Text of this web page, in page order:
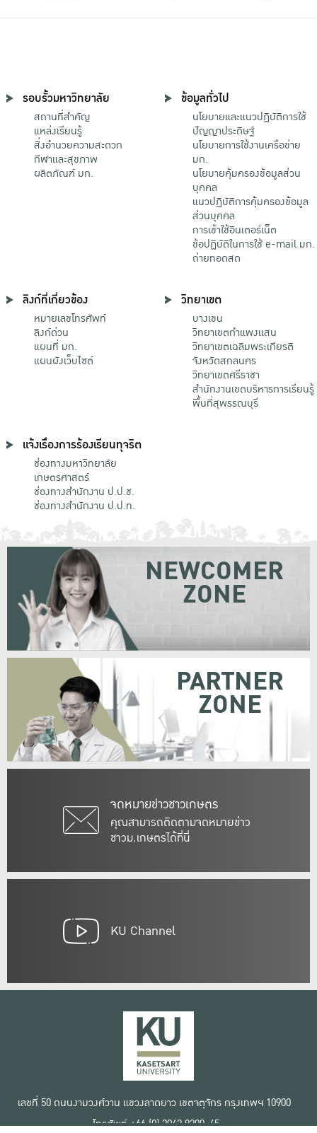
รอบรั้วมหาวิทยาลัย
สถานที่สำคัญ
แหล่งเรียนรู้
สิ่งอำนวยความสะดวก
กีฬาและสุขภาพ
ผลิตภัณฑ์ มก.
ข้อมูลทั่วไป
นโยบายและแนวปฏิบัติการใช้
ปัญญาประดิษฐ์
นโยบายการใช้งานเครือข่าย
มก.
นโยบายคุ้มครองข้อมูลส่วน
บุคคล
แนวปฏิบัติการคุ้มครองข้อมูล
ส่วนบุคคล
การเข้าใช้อินเตอร์เน็ต
ข้อปฏิบัติในการใช้ e-mail มก.
ถ่ายทอดสด
ลิงก์ที่เกี่ยวข้อง
หมายเลขโทรศัพท์
ลิงก์ด่วน
แผนที่ มก.
แผนผังเว็บไซต์
วิทยาเขต
บางเขน
วิทยาเขตกําแพงแสน
วิทยาเขตเฉลิมพระเกียรติ
จังหวัดสกลนคร
วิทยาเขตศรีราชา
สำนักงานเขตบริหารการเรียนรู้
พื้นที่สุพรรณบุรี
แจ้งเรื่องการร้องเรียนทุจริต
ช่องทางมหาวิทยาลัย
เกษตรศาสตร์
ช่องทางสำนักงาน ป.ป.ช.
ช่องทางสำนักงาน ป.ป.ท.
จดหมายข่าวชาวเกษตร
คุณสามารถติดตามจดหมายข่าว
ชาวม.เกษตรได้ที่นี่
NEWCOMER
ZONE
PARTNER
ZONE
KU Channel
เลขที่ 50 ถนนงามวงศ์วาน แขวงลาดยาว เขตจตุจักร กรุงเทพฯ 10900
โทรศัพท์ +66 (0) 2942 8200-45